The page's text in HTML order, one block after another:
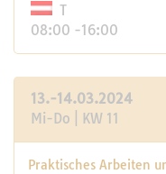
T
08:00 -16:00
13.-14.03.2024
Mi-Do | KW 11
Praktisches Arbeiten